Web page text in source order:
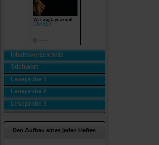
Inhaltsverzeichnis
Stichwort
Leseprobe 1
Leseprobe 2
Leseprobe 3
Den Aufbau eines jeden Heftes